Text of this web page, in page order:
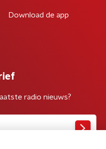
Download de app
radio nieuws?